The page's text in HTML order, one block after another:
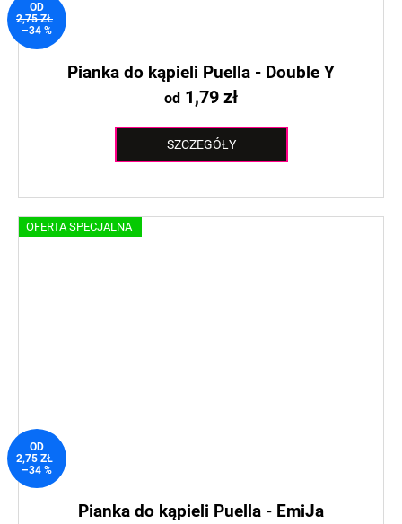
OD
2,75 ZŁ
–34 %
Pianka do kąpieli Puella - Double Y
od 1,79 zł
SZCZEGÓŁY
OFERTA SPECJALNA
OD
2,75 ZŁ
–34 %
Pianka do kąpieli Puella - EmiJa